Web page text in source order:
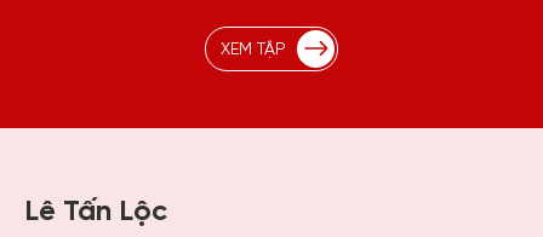
XEM TẬP
Lê Tấn Lộc